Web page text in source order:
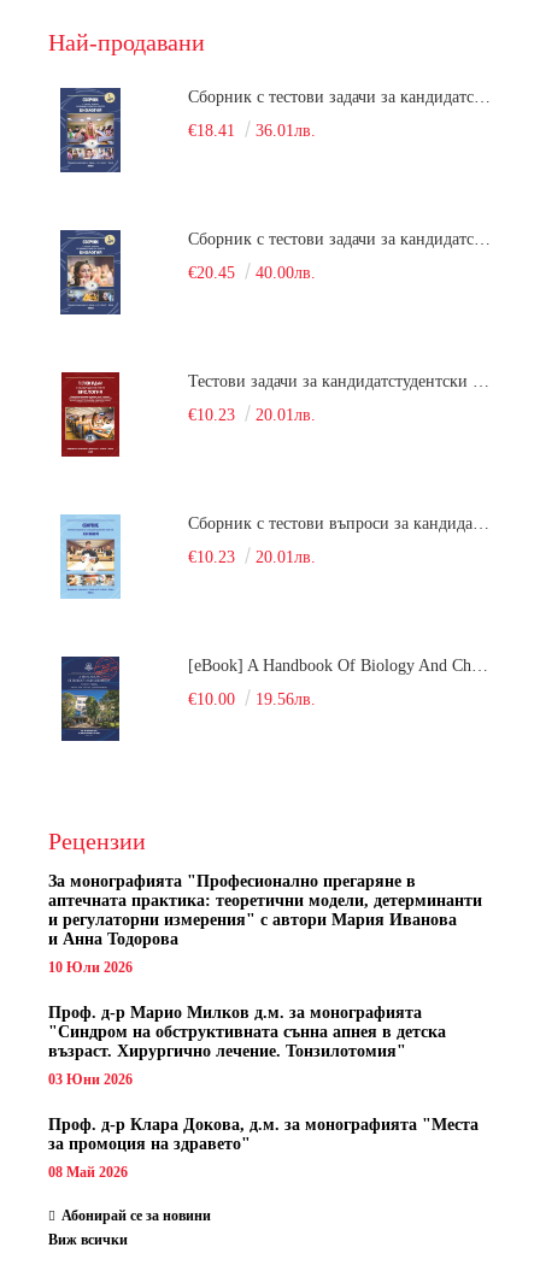
Най-продавани
€18.41
36.01лв.
€20.45
40.00лв.
€10.23
20.01лв.
€10.23
20.01лв.
€10.00
19.56лв.
Рецензии
За монографията "Професионално прегаряне в
аптечната практика: теоретични модели, детерминанти
и регулаторни измерения" с автори Мария Иванова
и Анна Тодорова
10 Юли 2026
Проф. д-р Марио Милков д.м. за монографията
"Синдром на обструктивната сънна апнея в детска
възраст. Хирургично лечение. Тонзилотомия"
03 Юни 2026
Проф. д-р Клара Докова, д.м. за монографията "Места
за промоция на здравето"
08 Май 2026
Абонирай се за новини
Виж всички